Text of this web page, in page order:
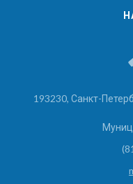
193230, Санкт-